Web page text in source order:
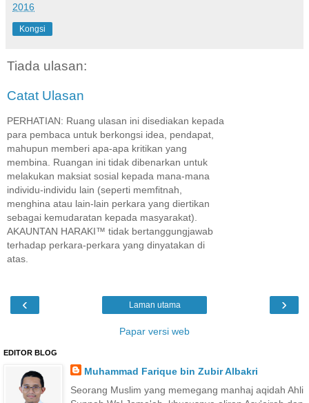
2016
Kongsi
Tiada ulasan:
Catat Ulasan
PERHATIAN: Ruang ulasan ini disediakan kepada
para pembaca untuk berkongsi idea, pendapat,
mahupun memberi apa-apa kritikan yang
membina. Ruangan ini tidak dibenarkan untuk
melakukan maksiat sosial kepada mana-mana
individu-individu lain (seperti memfitnah,
menghina atau lain-lain perkara yang diertikan
sebagai kemudaratan kepada masyarakat).
AKAUNTAN HARAKI™ tidak bertanggungjawab
terhadap perkara-perkara yang dinyatakan di
atas.
‹ ›
Laman utama
Papar versi web
EDITOR BLOG
Muhammad Farique bin Zubir Albakri
Seorang Muslim yang memegang manhaj aqidah Ahli